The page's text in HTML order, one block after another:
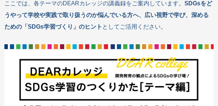
会員になる
ボランティアをする
企業・団体の皆さまへ
DEARについて
ここでは、各テーマのDEARカレッジの講義録をご案内しています。 SDGsをど
うやって学校や実践で取り扱うのか悩んでいる方へ、広い視野で学び、深める
ための「SDGs学習づくり」のヒント としてご活用ください。